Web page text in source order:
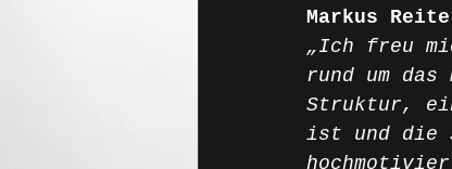
Markus
„Ich freu
rund um
Struktur,
ist und die